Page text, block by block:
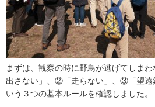
まずは、観察の時に野鳥が逃げてしま
出さない」、②「走らない」、③「望遠
いう３つの基本ルールを確認しました。